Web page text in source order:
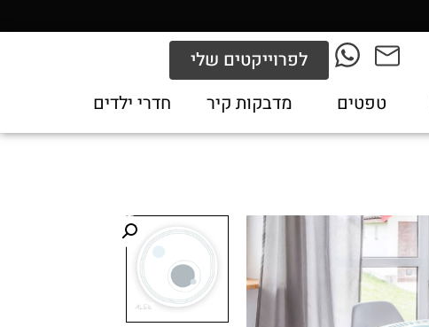
לפרוייקטים שלי
טפטים מדבקות קיר חדרי ילדים